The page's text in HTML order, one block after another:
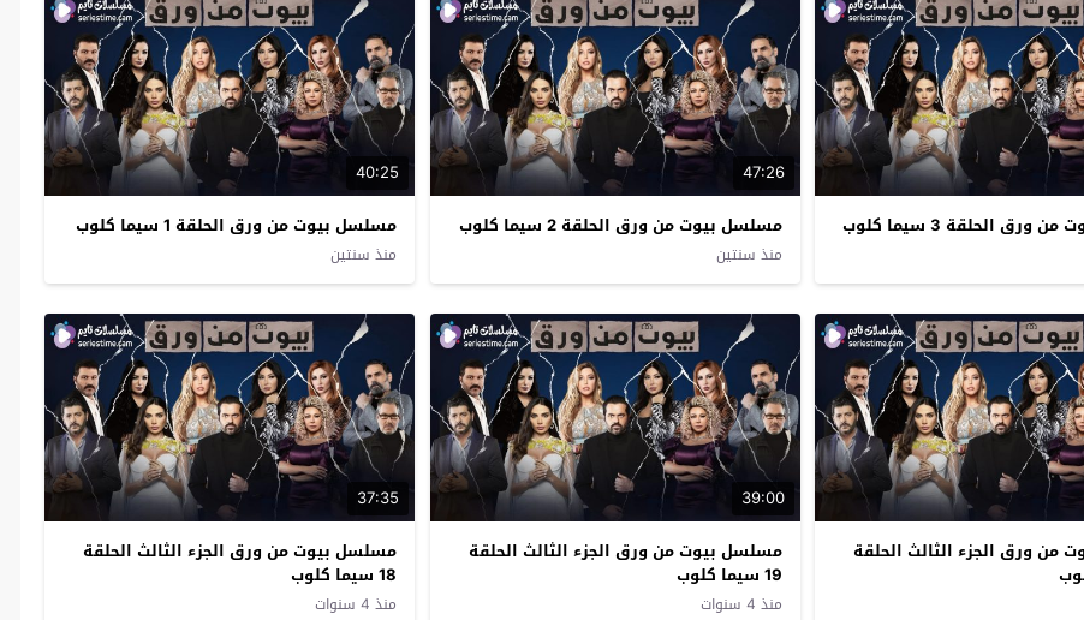
الحلقة 3 سيما كلوب
47:26
مسلسل بيوت من ورق الحلقة 2 سيما كلوب
منذ سنتين
40:25
مسلسل بيوت من ورق الحلقة 1 سيما كلوب
منذ سنتين
من ورق الجزء الثالث الحلقة
39:00
مسلسل بيوت من ورق الجزء الثالث الحلقة
19 سيما كلوب
منذ 4 سنوات
37:35
مسلسل بيوت من ورق الجزء الثالث الحلقة
18 سيما كلوب
منذ 4 سنوات